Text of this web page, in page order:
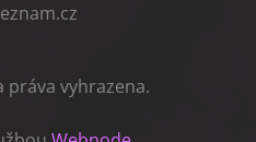
.cz
práva vyhrazena.